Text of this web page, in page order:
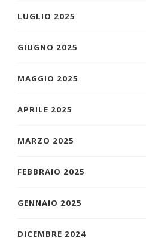
LUGLIO 2025
GIUGNO 2025
MAGGIO 2025
APRILE 2025
MARZO 2025
FEBBRAIO 2025
GENNAIO 2025
DICEMBRE 2024